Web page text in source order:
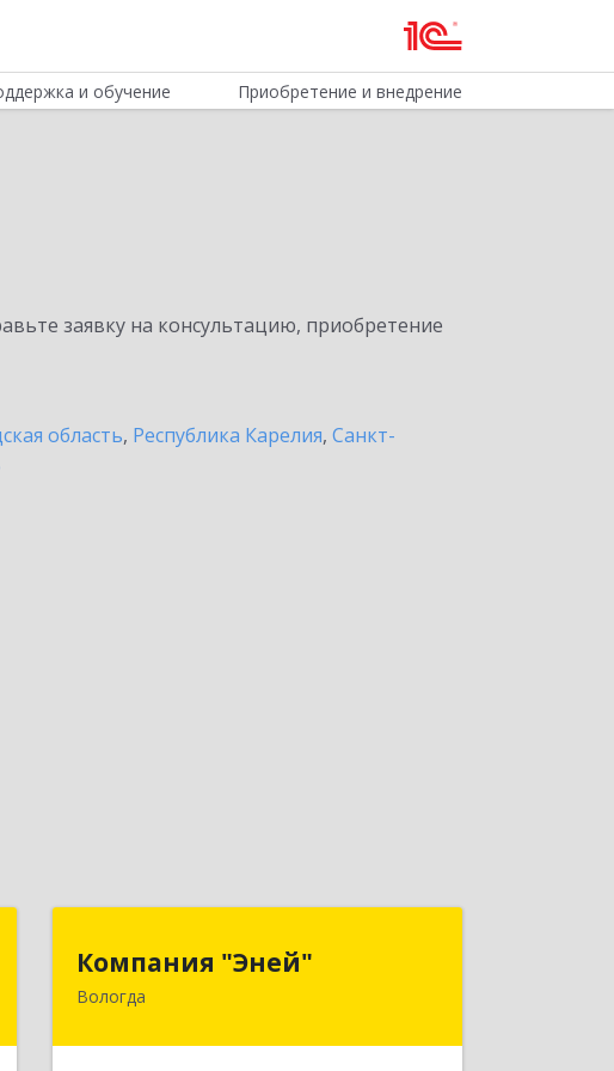
и обучение Приобретение и внедрение
заявку на консультацию, приобретение
область, Республика Карелия, Санкт-
Компания "Эней"
Вологда
Компания "Эней"
160035, Вологодская обл, Вологда г,